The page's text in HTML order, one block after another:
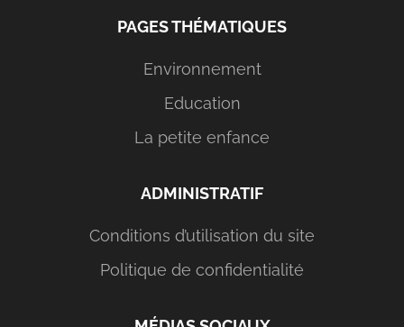
PAGES THÉMATIQUES
Environnement
Education
La petite enfance
ADMINISTRATIF
Conditions d’utilisation du site
Politique de confidentialité